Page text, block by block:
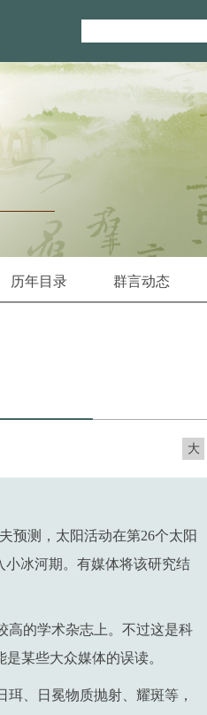
历年目录 群言动态
大
预测，太阳活动在第26个太阳
小冰河期。有媒体将该研究结
高的学术杂志上。不过这是科
某些大众媒体的误读。
、日冕物质抛射、耀斑等，